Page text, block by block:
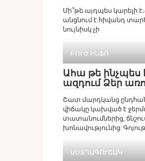
Մի՞թե այդպես կարելի
անցնում է հիվանդ
նույնիսկ չի
ԲՈՒԺ ԻՆՖՈ
Ահա թե ինչպես
ազդում Ձեր
Շատ մարդկանց
վիճակը կախված է
տատանումներից,
խոնավությունից:
ԱՍՏՂԱԳՈՒՇԱԿ